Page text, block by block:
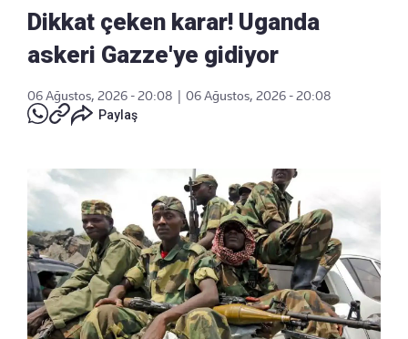
Dikkat çeken karar! Uganda
askeri Gazze'ye gidiyor
06 Ağustos, 2026 - 20:08
06 Ağustos, 2026 - 20:08
Paylaş